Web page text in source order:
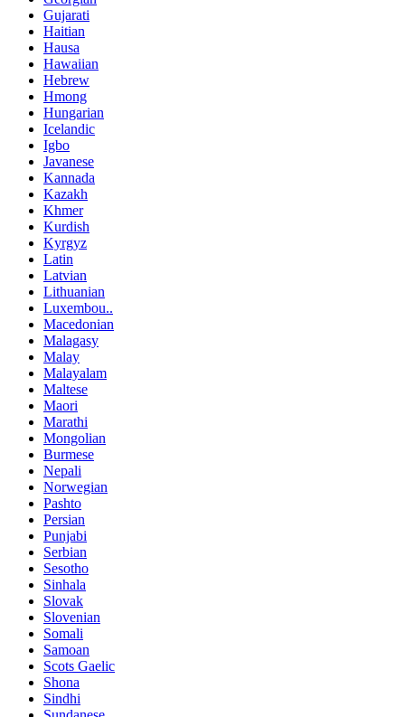
Gujarati
Haitian
Hausa
Hawaiian
Hebrew
Hmong
Hungarian
Icelandic
Igbo
Javanese
Kannada
Kazakh
Khmer
Kurdish
Kyrgyz
Latin
Latvian
Lithuanian
Luxembou..
Macedonian
Malagasy
Malay
Malayalam
Maltese
Maori
Marathi
Mongolian
Burmese
Nepali
Norwegian
Pashto
Persian
Punjabi
Serbian
Sesotho
Sinhala
Slovak
Slovenian
Somali
Samoan
Scots Gaelic
Shona
Sindhi